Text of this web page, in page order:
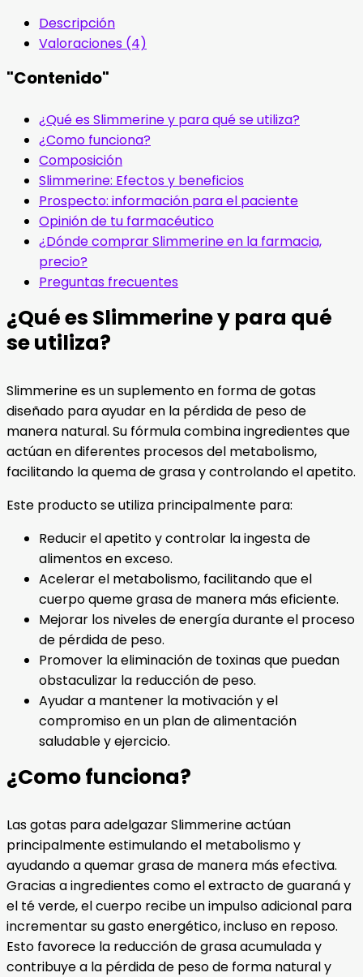
Descripción
Valoraciones (4)
"Contenido"
¿Qué es Slimmerine y para qué se utiliza?
¿Como funciona?
Composición
Slimmerine: Efectos y beneficios
Prospecto: información para el paciente
Opinión de tu farmacéutico
¿Dónde comprar Slimmerine en la farmacia,
precio?
Preguntas frecuentes
¿Qué es Slimmerine y para qué
se utiliza?
Slimmerine es un suplemento en forma de gotas
diseñado para ayudar en la pérdida de peso de
manera natural. Su fórmula combina ingredientes que
actúan en diferentes procesos del metabolismo,
facilitando la quema de grasa y controlando el apetito.
Este producto se utiliza principalmente para:
Reducir el apetito y controlar la ingesta de
alimentos en exceso.
Acelerar el metabolismo, facilitando que el
cuerpo queme grasa de manera más eficiente.
Mejorar los niveles de energía durante el proceso
de pérdida de peso.
Promover la eliminación de toxinas que puedan
obstaculizar la reducción de peso.
Ayudar a mantener la motivación y el
compromiso en un plan de alimentación
saludable y ejercicio.
¿Como funciona?
Las gotas para adelgazar Slimmerine actúan
principalmente estimulando el metabolismo y
ayudando a quemar grasa de manera más efectiva.
Gracias a ingredientes como el extracto de guaraná y
el té verde, el cuerpo recibe un impulso adicional para
incrementar su gasto energético, incluso en reposo.
Esto favorece la reducción de grasa acumulada y
contribuye a la pérdida de peso de forma natural y